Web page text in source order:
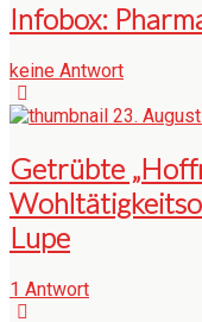
Infobox:
keine Antwort
23.
Getrübte
Lupe
1 Antwort